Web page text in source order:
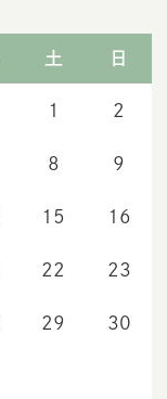
土 日
1 2
8 9
15 16
22 23
29 30